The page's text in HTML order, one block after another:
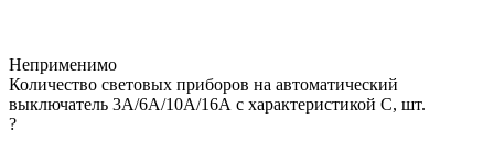
Неприменимо
Количество световых приборов на автоматический
выключатель 3А/6А/10А/16А с характеристикой C, шт.
?